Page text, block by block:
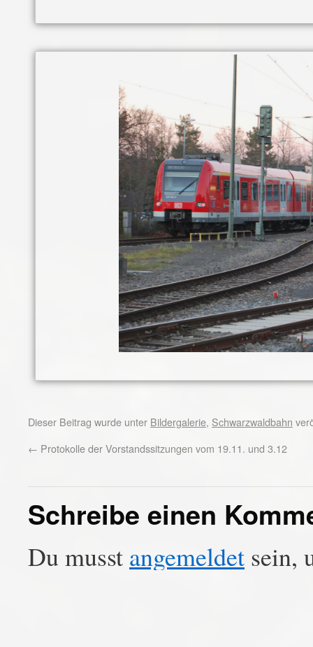
Dieser Beitrag wurde unter Bildergalerie, Schwarzwaldbahn
← Protokolle der Vorstandssitzungen vom 19.11. und 3.12
Schreibe einen
Du musst angemeldet sein,